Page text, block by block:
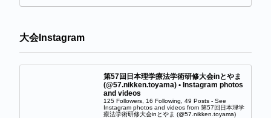
大会Instagram
第57回日本理学療法学術研修大会inとやま
(@57.nikken.toyama) • Instagram photos
and videos
125 Followers, 16 Following, 49 Posts - See
Instagram photos and videos from 第57回日本理学
療法学術研修大会inとやま (@57.nikken.toyama)